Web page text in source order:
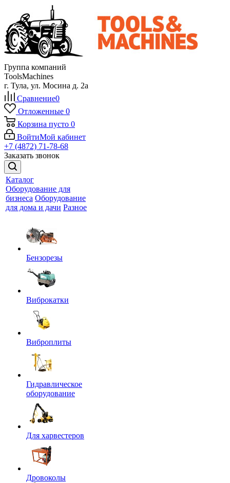
Группа компаний
ToolsMachines
г. Тула, ул. Мосина д. 2а
Сравнение0
Отложенные 0
Корзина пусто 0
ВойтиМой кабинет
+7 (4872) 71-78-68
Заказать звонок
Каталог
Оборудование для
бизнеса Оборудование
для дома и дачи Разное
Бензорезы
Виброкатки
Виброплиты
Гидравлическое
оборудование
Для харвестеров
Дровоколы